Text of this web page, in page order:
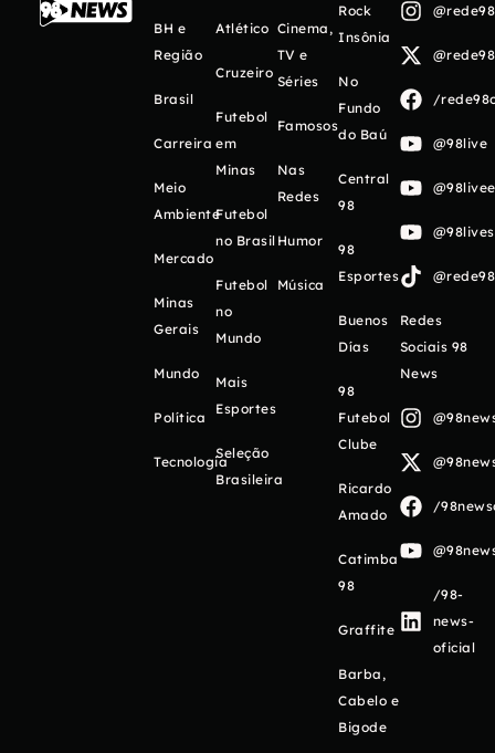
BH e
Região
Brasil
Carreira
Meio
Ambiente
Mercado
Minas
Gerais
Mundo
Política
Tecnologia
Atlético
Cruzeiro
Futebol
em
Minas
Futebol
no Brasil
Futebol
no
Mundo
Mais
Esportes
Seleção
Brasileira
Cinema,
TV e
Séries
Famosos
Nas
Redes
Humor
Música
Rock
Insônia
No
Fundo
do Baú
Central
98
98
Esportes
Buenos
Días
98
Futebol
Clube
Ricardo
Amado
Catimba
98
Graffite
Barba,
Cabelo e
Bigode
/
@98live
Redes
Sociais 98
News
/
/98-
news-
oficial